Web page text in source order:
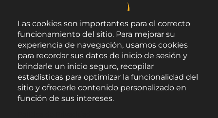
Las cookies son importantes para el correcto
funcionamiento del sitio. Para mejorar su
experiencia de navegación, usamos cookies
para recordar sus datos de inicio de sesión y
brindarle un inicio seguro, recopilar
estadísticas para optimizar la funcionalidad del
sitio y ofrecerle contenido personalizado en
función de sus intereses.